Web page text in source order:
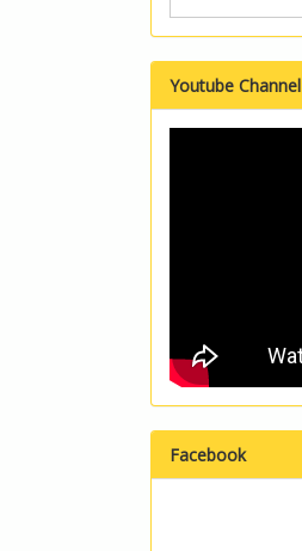
Youtube Channel
Facebook